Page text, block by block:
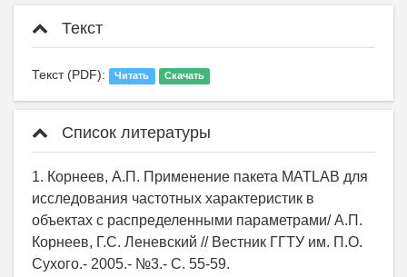
Текст
Текст (PDF): Читать Скачать
Список литературы
1. Корнеев, А.П. Применение пакета MATLAB для
исследования частотных характеристик в
объектах с распределенными параметрами/ А.П.
Корнеев, Г.С. Леневский // Вестник ГГТУ им. П.О.
Сухого.- 2005.- №3.- С. 55-59.